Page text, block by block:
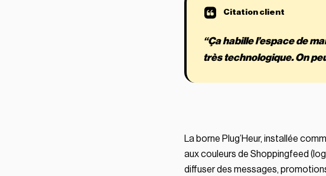
“Ça habille l’espace de
très technologique. On
La borne Plug’Heur, installée
aux couleurs de Shoppingfeed
diffuser des messages,